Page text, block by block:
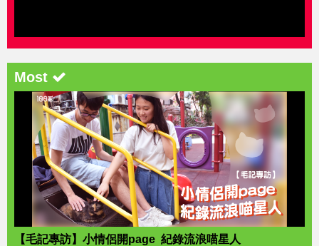
Most
【毛記專訪】小情侶開page 紀錄流浪喵星人